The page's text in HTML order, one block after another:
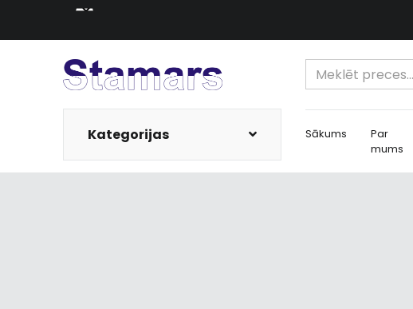
Kategorijas Sākums
Par
mums